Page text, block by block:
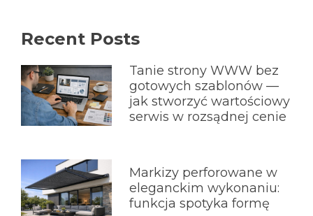
Recent Posts
Tanie strony WWW bez
gotowych szablonów —
jak stworzyć wartościowy
serwis w rozsądnej cenie
Markizy perforowane w
eleganckim wykonaniu:
funkcja spotyka formę